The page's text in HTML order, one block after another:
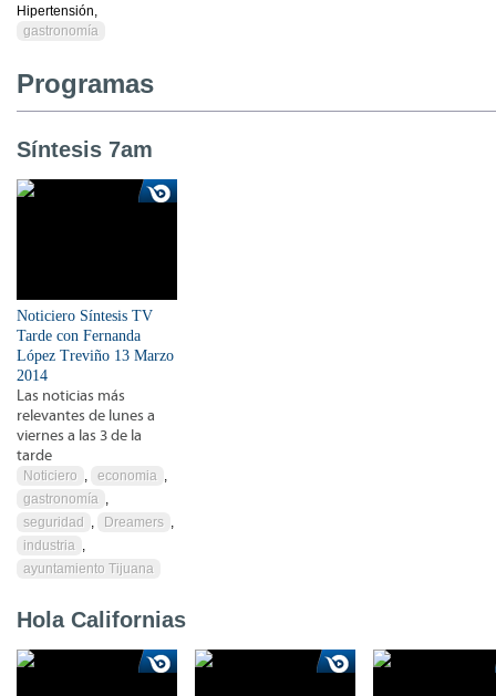
Hipertensión,
gastronomía
Programas
Síntesis 7am
Noticiero Síntesis TV
Tarde con Fernanda
López Treviño 13 Marzo
2014
Las noticias más
relevantes de lunes a
viernes a las 3 de la
tarde
Noticiero , economia ,
gastronomía ,
seguridad
, Dreamers ,
industria ,
ayuntamiento Tijuana
Hola Californias